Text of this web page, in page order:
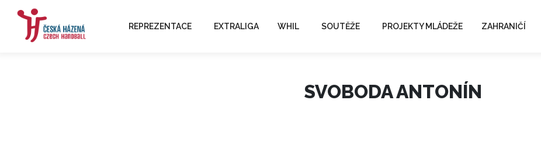
REPREZENTACE EXTRALIGA WHIL SOUTĚŽE PROJEKTY MLÁDEŽE ZAHRANIČÍ
SVOBODA ANTONÍN